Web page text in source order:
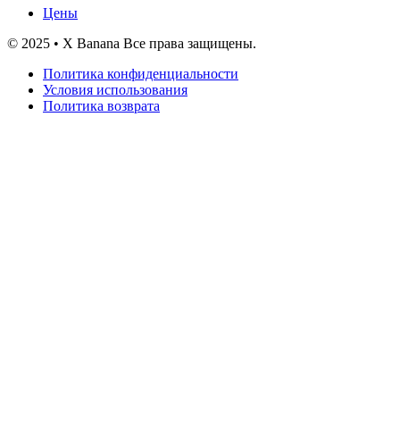
Цены
© 2025 • X Banana Все права защищены.
Политика конфиденциальности
Условия использования
Политика возврата